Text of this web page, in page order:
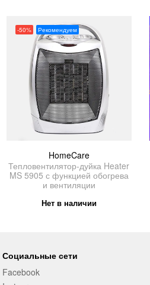
-50% Рекомендуем
HomeCare
Тепловентилятор-дуйка Heater
MS 5905 с функцией обогрева
и вентиляции
Нет в наличии
Социальные сети
Facebook